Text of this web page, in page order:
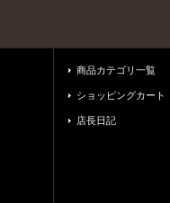
商品カテゴリ一覧
ショッピングカート
店長日記